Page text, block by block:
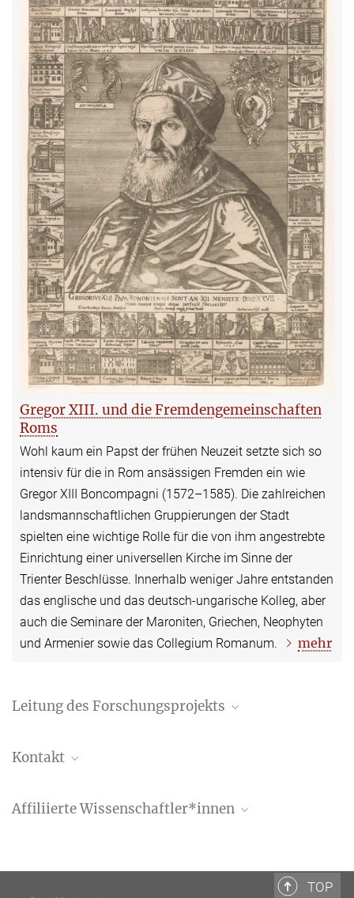
Gregor XIII. und die Fremdengemeinschaften
Roms
Wohl kaum ein Papst der frühen Neuzeit setzte sich so
intensiv für die in Rom ansässigen Fremden ein wie
Gregor XIII Boncompagni (1572–1585). Die zahlreichen
landsmannschaftlichen Gruppierungen der Stadt
spielten eine wichtige Rolle für die von ihm angestrebte
Einrichtung einer universellen Kirche im Sinne der
Trienter Beschlüsse. Innerhalb weniger Jahre entstanden
das englische und das deutsch-ungarische Kolleg, aber
auch die Seminare der Maroniten, Griechen, Neophyten
und Armenier sowie das Collegium Romanum.
mehr
Leitung des Forschungsprojekts
Senior Scholar
Kontakt
Assistenz
Affiliierte Wissenschaftler*innen
TOP